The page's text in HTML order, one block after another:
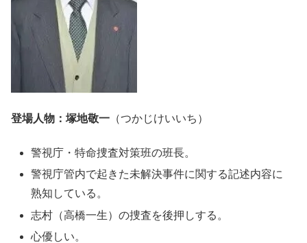
登場人物：塚地敬一 （つかじけいいち）
警視庁・特命捜査対策班の班長。
警視庁管内で起きた未解決事件に関する記述内容に
熟知している。
志村（高橋一生）の捜査を後押しする。
心優しい。